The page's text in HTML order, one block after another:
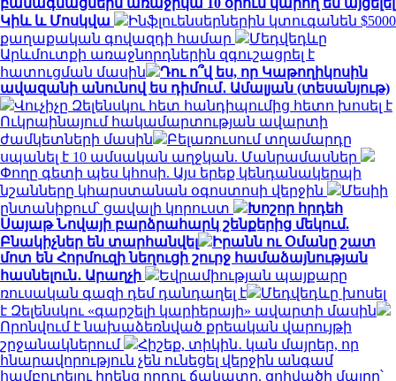
Կիև և Մոսկվա
Ինֆլուենսերներին կտուգանեն $5000
քաղաքական գովազդի համար
Մեդվեդևը
Արևմուտքի առաջնորդներին զգուշացրել է
հատուցման մասին
Դու ո՞վ ես, որ Կաթողիկոսին
ավազանի անունով ես դիմում․ Ամալյան (տեսանյութ)
Վուչիչը Զելենսկու հետ հանդիպումից հետո խոսել է
Ուկրաինայում հակամարտության ավարտի
ժամկետների մասին
Բելառուսում տղամարդը
սպանել է 10 ամսական աղջկան. Մանրամասներ
Փողը գետի պես կհոսի. Այս երեք կենդանակերպի
նշանները կհարստանան օգոստոսի վերջին
Մեսիի
ընտանիքում՝ ցավալի կորուստ
Խոշոր հրդեհ
Սայաթ Նովայի բարձրահարկ շենքերից մեկում.
Բնակիչներ են տարհանվել
Իրանն ու Օմանը շատ
մոտ են Հորմուզի նեղուցի շուրջ համաձայնության
հասնելուն․ Արաղչի
Եվրամիության պայքարը
ռուսական գազի դեմ դանդաղել է
Մեդվեդևը խոսել
է Զելենսկու «գարշելի կարիերայի» ավարտի մասին
Որոնվում է նախաձեռնված քրեական վարույթի
շրջանակներում
Հիշեք, տիկին․ կան մայրեր, որ
հնարավորություն չեն ունեցել վերջին անգամ
համբուրելու իրենց որդու ճակատը. զոհվածի մայրը՝